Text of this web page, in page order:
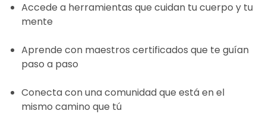
Accede a herramientas que cuidan tu cuerpo y tu
mente
Aprende con maestros certificados que te guían
paso a paso
Conecta con una comunidad que está en el
mismo camino que tú